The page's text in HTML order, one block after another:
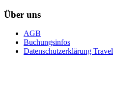
Über uns
AGB
Buchungsinfos
Datenschutzerklärung Travel